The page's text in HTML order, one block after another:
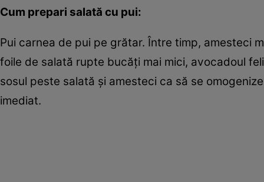
Cum prepari salată cu pui:
Pui carnea de pui pe grătar. Între timp, amesteci
foile de salată rupte bucăţi mai mici, avocadoul
sosul peste salată şi amesteci ca să se
imediat.